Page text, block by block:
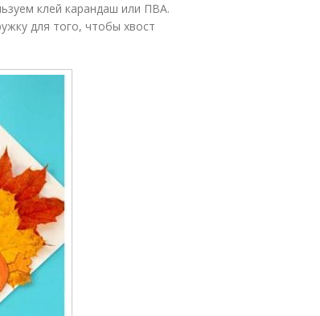
клей карандаш или ПВА.
для того, чтобы хвост